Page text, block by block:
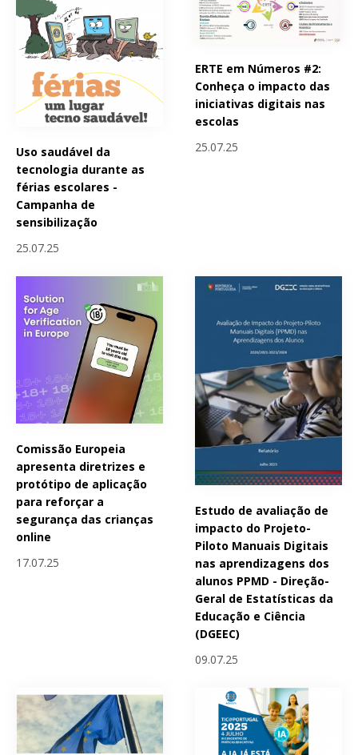
Uso saudável da
tecnologia durante as
férias escolares -
Campanha de
sensibilização
25.07.25
ERTE em Números #2:
Conheça o impacto das
iniciativas digitais nas
escolas
25.07.25
Comissão Europeia
apresenta diretrizes e
protótipo de aplicação
para reforçar a
segurança das crianças
online
17.07.25
Estudo de avaliação de
impacto do Projeto-
Piloto Manuais Digitais
nas aprendizagens dos
alunos PPMD - Direção-
Geral de Estatísticas da
Educação e Ciência
(DGEEC)
09.07.25